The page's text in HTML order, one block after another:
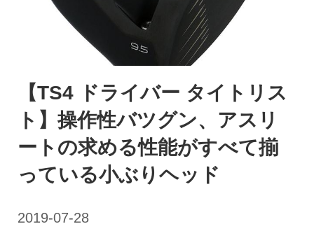
【TS4 ドライバー タイトリス
ト】操作性バツグン、アスリ
ートの求める性能がすべて揃
っている小ぶりヘッド